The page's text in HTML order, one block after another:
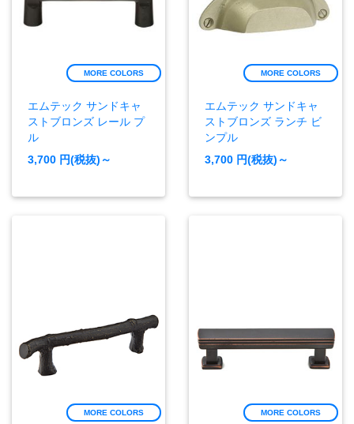
MORE COLORS
エムテック サンドキャ
ストブロンズ レール プ
ル
3,700 円(税抜)～
MORE COLORS
エムテック サンドキャ
ストブロンズ ランチ ビ
ンプル
3,700 円(税抜)～
MORE COLORS MORE COLORS